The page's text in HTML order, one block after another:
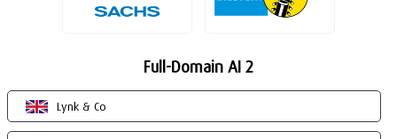
Full-Domain AI 2
Lynk & Co